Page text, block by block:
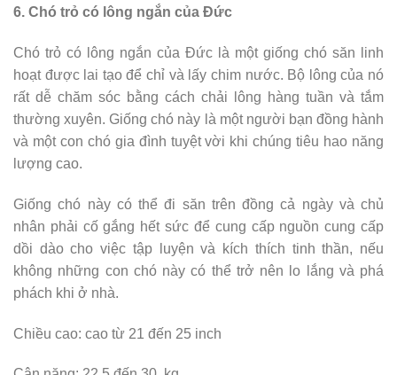
6. Chó trỏ có lông ngắn của Đức
Chó trỏ có lông ngắn của Đức là một giống chó săn linh
hoạt được lai tạo để chỉ và lấy chim nước. Bộ lông của nó
rất dễ chăm sóc bằng cách chải lông hàng tuần và tắm
thường xuyên. Giống chó này là một người bạn đồng hành
và một con chó gia đình tuyệt vời khi chúng tiêu hao năng
lượng cao.
Giống chó này có thể đi săn trên đồng cả ngày và chủ
nhân phải cố gắng hết sức để cung cấp nguồn cung cấp
dồi dào cho việc tập luyện và kích thích tinh thần, nếu
không những con chó này có thể trở nên lo lắng và phá
phách khi ở nhà.
Chiều cao: cao từ 21 đến 25 inch